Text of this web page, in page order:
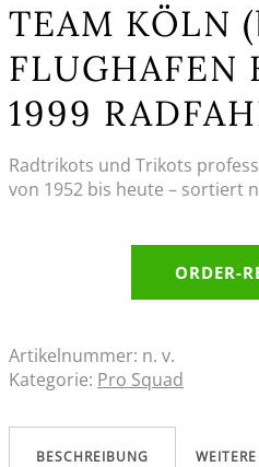
TEAM KÖLN
FLUGHAFEN
1999
Radtrikots und Trikots
von 1952 bis heute – sortiert
ORDER-
Artikelnummer: n. v.
Kategorie: Pro Squad
BESCHREIBUNG